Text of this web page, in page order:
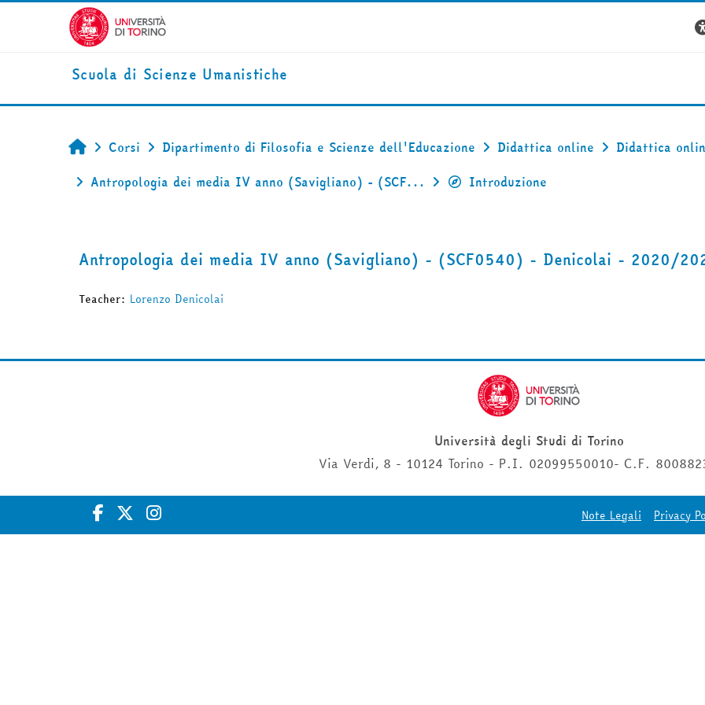
Vai al contenuto principale
Scuola di Scienze Umanistiche
Home
Corsi Dipartimento di Filosofia e Scienze dell'Educazione Didattica online
Didattica
Antropologia dei media IV anno (Savigliano) - (SCF...
Introduzione
Antropologia dei media IV anno (Savigliano) - (SCF0540) - Denicolai - 2020/
Teacher: Lorenzo Denicolai
Università degli Studi di Torino
Via Verdi, 8 - 10124 Torino - P.I. 02099550010- C.F.
Note Legali Privacy